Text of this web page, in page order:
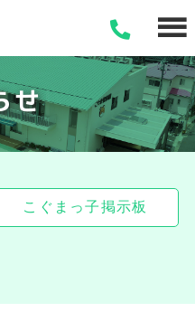
せ
こぐまっ子掲示板